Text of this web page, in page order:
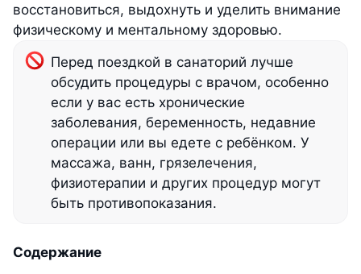
восстановиться, выдохнуть и уделить внимание
физическому и ментальному здоровью.
Перед поездкой в санаторий лучше
обсудить процедуры с врачом, особенно
если у вас есть хронические
заболевания, беременность, недавние
операции или вы едете с ребёнком. У
массажа, ванн, грязелечения,
физиотерапии и других процедур могут
быть противопоказания.
Содержание